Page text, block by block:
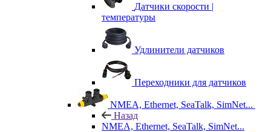
Датчики скорости |
температуры
Удлинители датчиков
Переходники для датчиков
NMEA, Ethernet, SeaTalk, SimNet...
Назад
NMEA, Ethernet, SeaTalk, SimNet...